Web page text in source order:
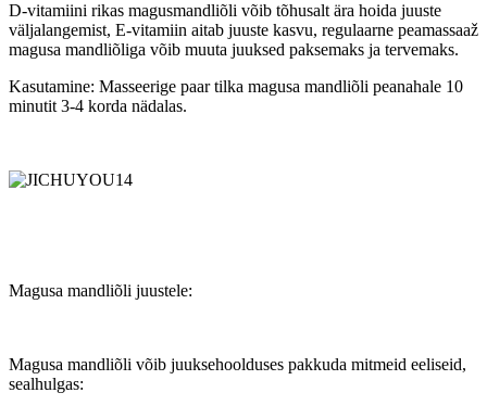
D-vitamiini rikas magusmandliõli võib tõhusalt ära hoida juuste
väljalangemist, E-vitamiin aitab juuste kasvu, regulaarne peamassaaž
magusa mandliõliga võib muuta juuksed paksemaks ja tervemaks.
Kasutamine: Masseerige paar tilka magusa mandliõli peanahale 10
minutit 3-4 korda nädalas.
Magusa mandliõli juustele:
Magusa mandliõli võib juuksehoolduses pakkuda mitmeid eeliseid,
sealhulgas: